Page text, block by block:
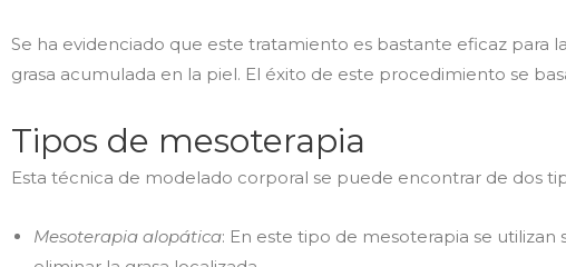
Se ha evidenciado que este tratamiento es bastante eficaz para
grasa acumulada en la piel. El éxito de este procedimiento se
Tipos de mesoterapia
Esta técnica de modelado corporal se puede encontrar de dos
Mesoterapia alopática: En este tipo de mesoterapia se